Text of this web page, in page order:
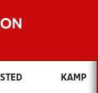
du søge efter?
KAMP